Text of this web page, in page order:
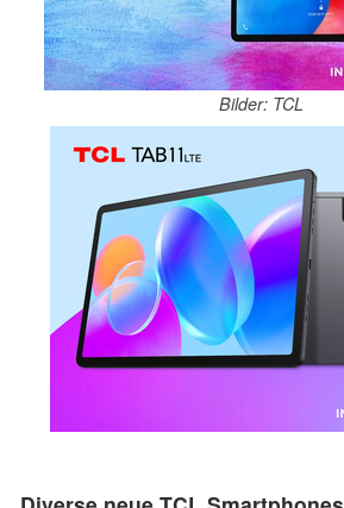
Bilder: TCL